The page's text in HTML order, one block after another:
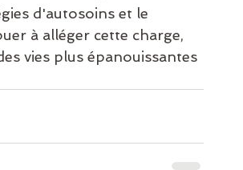
d'autosoins et le
à alléger cette charge,
vies plus épanouissantes